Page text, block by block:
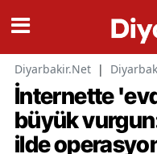
Diyarbakir.Net |
İnternette
büyük
ilde